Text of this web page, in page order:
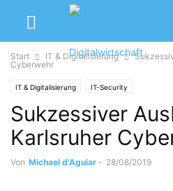
Start IT & Digitalisierung
Cyberwehr
IT & Digitalisierung IT-Security
Sukzessiver
Karlsruher
Von Michael d'Aguiar - 28/08/2019